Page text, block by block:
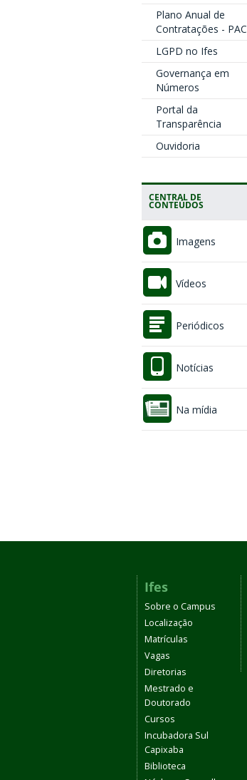
Plano Anual de
Contratações - PAC
LGPD no Ifes
Governança em
Números
Portal da
Transparência
Ouvidoria
CENTRAL DE
CONTEÚDOS
Imagens
Vídeos
Periódicos
Notícias
Na mídia
Ifes
Sobre o Campus
Localização
Matrículas
Vagas
Diretorias
Mestrado e
Doutorado
Cursos
Incubadora Sul
Capixaba
Biblioteca